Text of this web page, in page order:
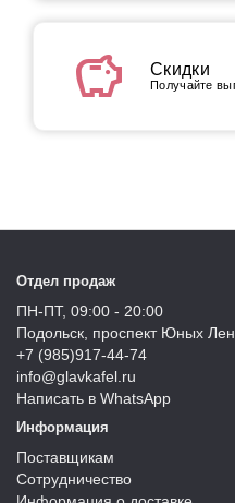
savings Скидки
Получайте
Отдел продаж
ПН-ПТ, 09:00 - 20:00
Подольск, проспект Юных
+7 (985)917-44-74
info@glavkafel.ru
Написать в WhatsApp
Информация
Поставщикам
Сотрудничество